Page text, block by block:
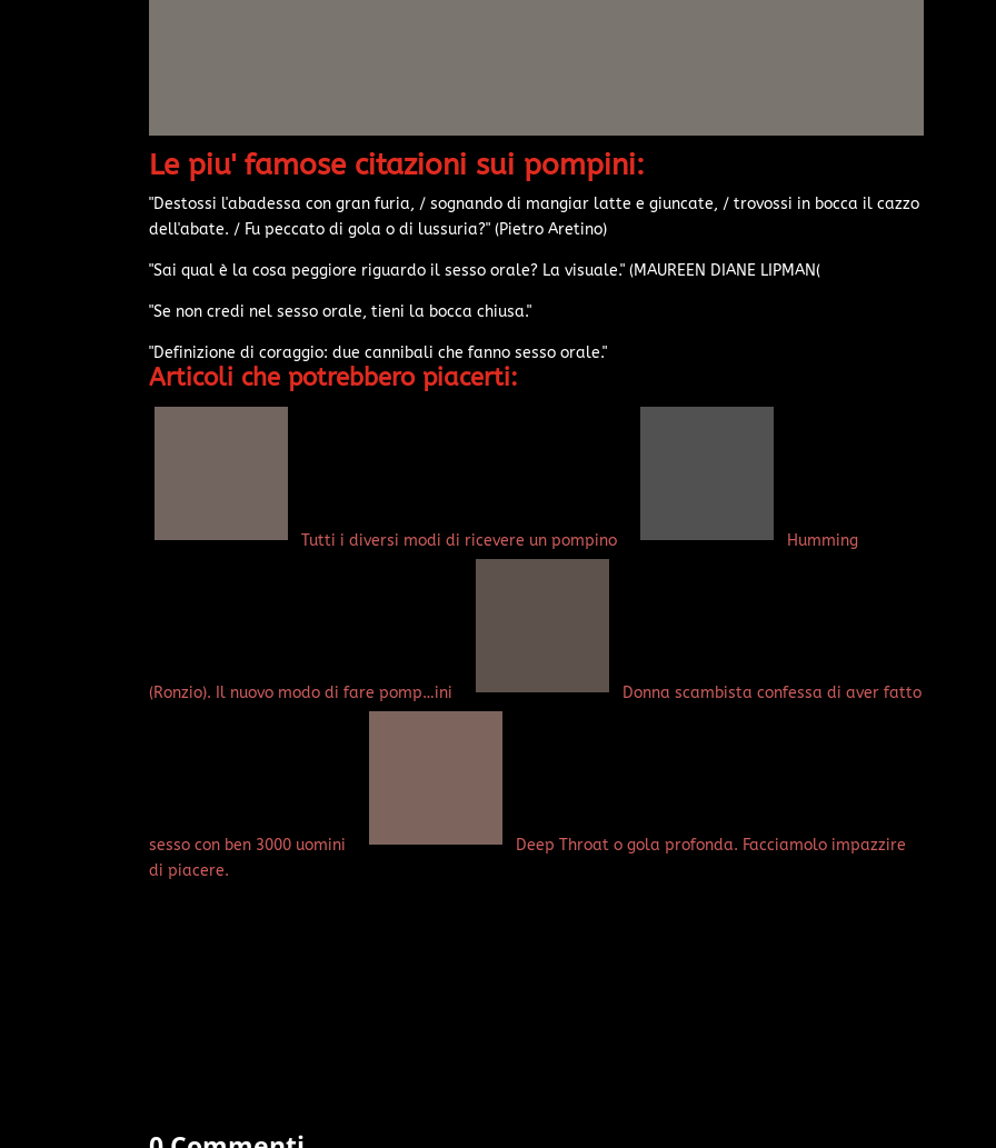
Le piu' famose citazioni sui pompini:
"Destossi l'abadessa con gran furia, / sognando di mangiar latte e giuncate, / trovossi in bocca il cazzo
dell'abate. / Fu peccato di gola o di lussuria?" (Pietro Aretino)
"Sai qual è la cosa peggiore riguardo il sesso orale? La visuale." (MAUREEN DIANE LIPMAN(
"Se non credi nel sesso orale, tieni la bocca chiusa."
"Definizione di coraggio: due cannibali che fanno sesso orale."
Articoli che potrebbero piacerti:
Tutti i diversi modi di ricevere un pompino Humming
(Ronzio). Il nuovo modo di fare pomp…ini Donna scambista confessa di aver fatto
sesso con ben 3000 uomini
Deep Throat o gola profonda. Facciamolo impazzire
di piacere.